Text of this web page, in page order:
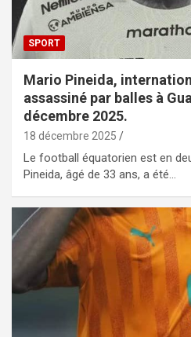
SPORT
Mario Pineida,
assassiné par balles à
décembre 2025.
18 décembre 2025
Le football équatorien est en
Pineida, âgé de 33 ans, a été…